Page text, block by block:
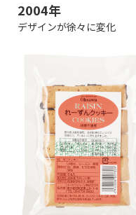
2004年
デザインが徐々に変化